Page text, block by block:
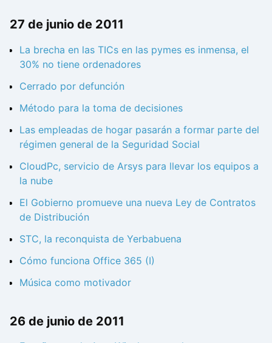
27 de junio de 2011
La brecha en las TICs en las pymes es inmensa, el
30% no tiene ordenadores
Cerrado por defunción
Método para la toma de decisiones
Las empleadas de hogar pasarán a formar parte del
régimen general de la Seguridad Social
CloudPc, servicio de Arsys para llevar los equipos a
la nube
El Gobierno promueve una nueva Ley de Contratos
de Distribución
STC, la reconquista de Yerbabuena
Cómo funciona Office 365 (I)
Música como motivador
26 de junio de 2011